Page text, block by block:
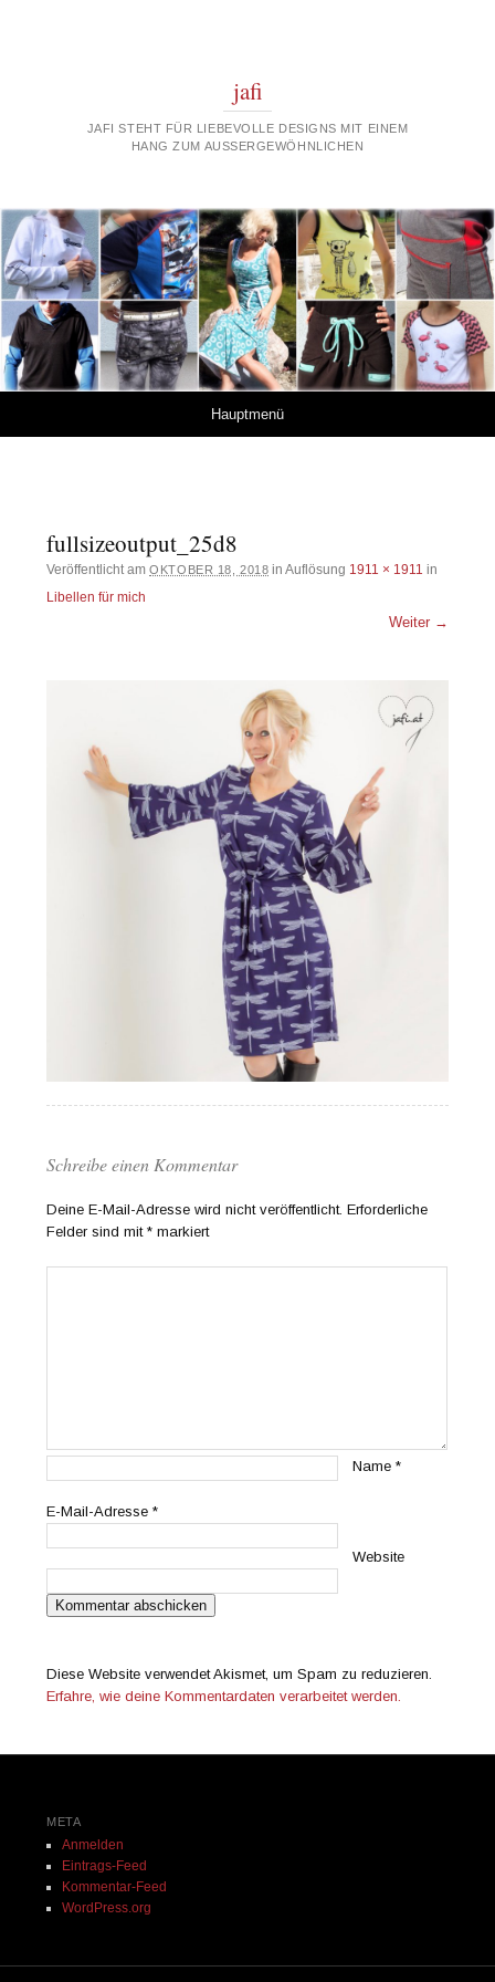
jafi
JAFI STEHT FÜR LIEBEVOLLE DESIGNS MIT EINEM
HANG ZUM AUSSERGEWÖHNLICHEN
Hauptmenü
fullsizeoutput_25d8
Veröffentlicht amOKTOBER 18, 2018 in Auflösung 1911 × 1911 in
Libellen für mich
Weiter →
Schreibe einen Kommentar
Deine E-Mail-Adresse wird nicht veröffentlicht. Erforderliche
Felder sind mit* markiert
Name*
E-Mail-Adresse*
Website
Diese Website verwendet Akismet, um Spam zu reduzieren.
Erfahre, wie deine Kommentardaten verarbeitet werden.
META
Anmelden
Eintrags-Feed
Kommentar-Feed
WordPress.org